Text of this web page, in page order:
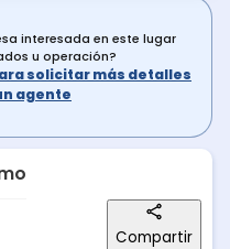
interesada en este lugar
u operación?
solicitar más detalles
agente
Compartir